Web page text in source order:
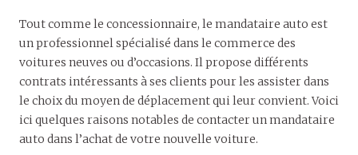
Tout comme le concessionnaire, le mandataire auto est
un professionnel spécialisé dans le commerce des
voitures neuves ou d’occasions. Il propose différents
contrats intéressants à ses clients pour les assister dans
le choix du moyen de déplacement qui leur convient. Voici
ici quelques raisons notables de contacter un mandataire
auto dans l’achat de votre nouvelle voiture.